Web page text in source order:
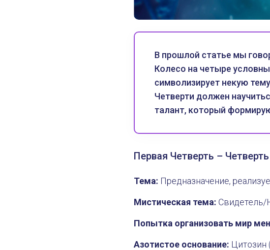
В прошлой статье мы
Колесо на четыре
символизирует некую
Четверти должен
талант, который
Первая Четверть –
Тема: Предназначение,
Мистическая тема: Свидетель/
Попытка организовать мир
Азотистое основание: Цитозин